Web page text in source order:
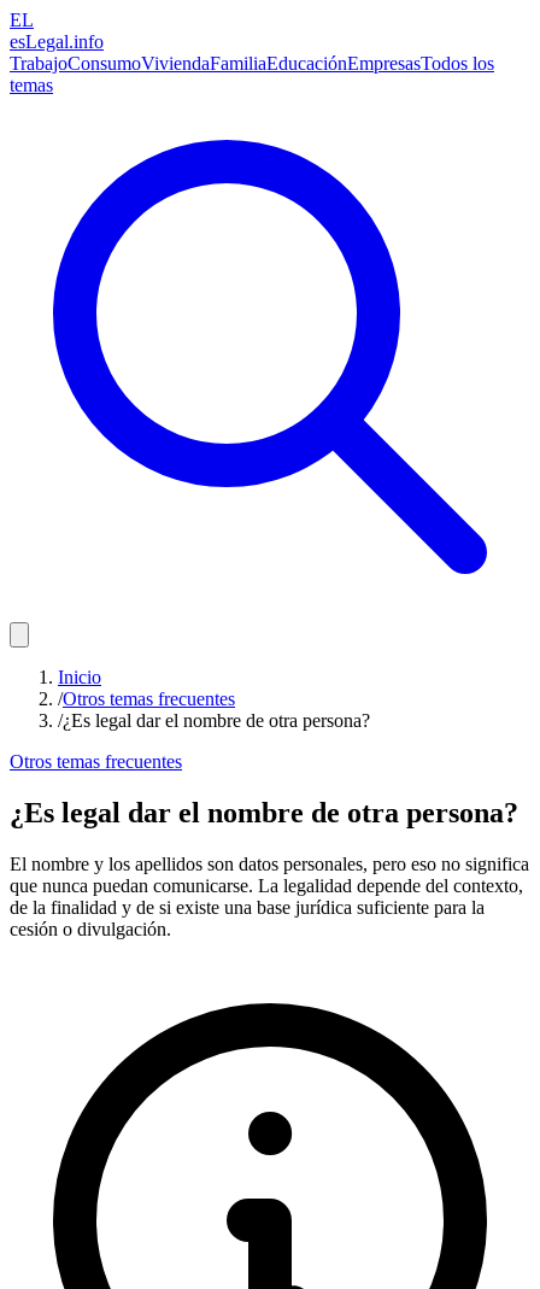
EL
esLegal.info
TrabajoConsumoViviendaFamiliaEducaciónEmpresasTodos los
temas
Inicio
/Otros temas frecuentes
/¿Es legal dar el nombre de otra persona?
Otros temas frecuentes
¿Es legal dar el nombre de otra persona?
El nombre y los apellidos son datos personales, pero eso no significa
que nunca puedan comunicarse. La legalidad depende del contexto,
de la finalidad y de si existe una base jurídica suficiente para la
cesión o divulgación.